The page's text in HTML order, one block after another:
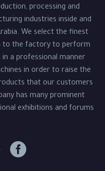
processing and
industries inside and
We select the finest
to the factory to perform
a professional manner
in order to raise the
that our customers
has many prominent
exhibitions and forums.